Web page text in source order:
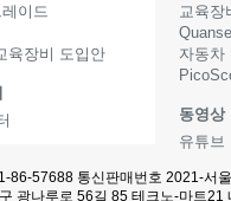
이드
육장비 도입안
교육장
자동차
동영상
유튜브
86-57688 통신판매번호 2021-서
광나루로 56길 85 테크노-마트